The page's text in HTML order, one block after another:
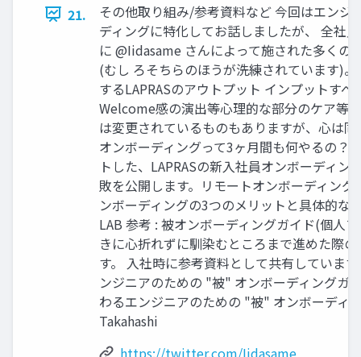
21.
その他取り組み/参考資料など 今回はエンジ
ディングに特化してお話しましたが、 全社
に @Iidasame さんによって施された多くの
(むし ろそちらのほうが洗練されています)
するLAPRASのアウトプット インプットす
Welcome感の演出等心理的な部分のケア等
は変更されているものもありますが、心は
オンボーディングって3ヶ月間も何やるの？
トした、LAPRASの新入社員オンボーディン
敗を公開します。リモートオンボーディン
ンボーディングの3つのメリットと具体的な
LAB 参考 : 被オンボーディングガイド(個人
きに心折れずに馴染むところまで進めた際
す。 入社時に参考資料として共有していま
ンジニアのための "被" オンボーディングガ
わるエンジニアのための "被" オンボーディ
Takahashi
https://twitter.com/Iidasame